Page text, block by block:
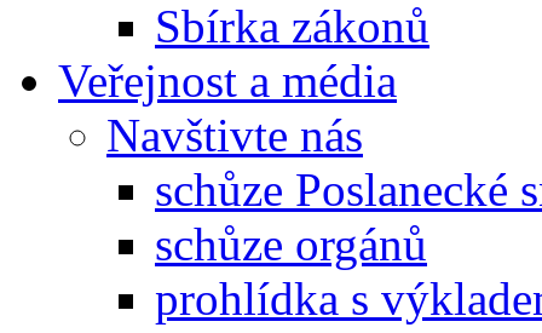
Sbírka zákonů
Veřejnost a média
Navštivte nás
schůze Poslanecké
schůze orgánů
prohlídka s